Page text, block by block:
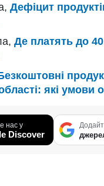
Дефіцит
Де платять до
які умови
нас у
Discover